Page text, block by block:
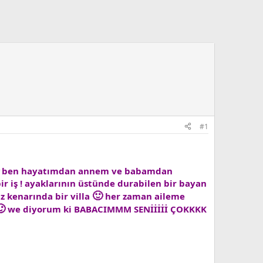
#1
ben hayatımdan annem ve babamdan
iş ! ayaklarının üstünde durabilen bir bayan
kenarında bir villa 🙂her zaman aileme
we diyorum ki BABACIMMM SENİİİİİ ÇOKKKK